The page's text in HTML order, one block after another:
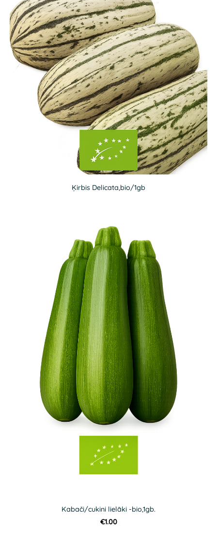
Ķirbis Delicata,bio/1gb
Kabači/cukini lielāki -bio,1gb.
€1.00